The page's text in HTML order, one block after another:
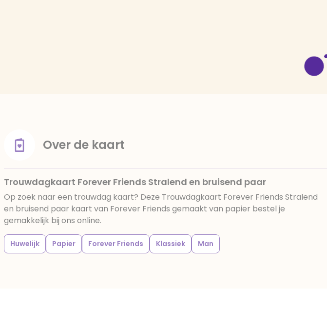
Over de kaart
Trouwdagkaart Forever Friends Stralend en bruisend paar
Op zoek naar een trouwdag kaart? Deze Trouwdagkaart Forever Friends Stralend
en bruisend paar kaart van Forever Friends gemaakt van papier bestel je
gemakkelijk bij ons online.
Huwelijk Papier Forever Friends Klassiek Man